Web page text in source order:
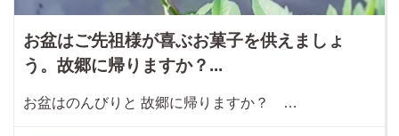
お盆はご先祖様が喜ぶお菓子を供えましょ
う。故郷に帰りますか？...
お盆はのんびりと 故郷に帰りますか？ …